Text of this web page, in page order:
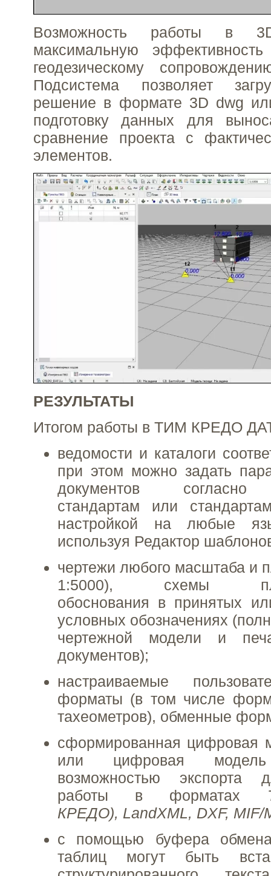
Возможность работы в 3D
максимальную
геодезическому
Подсистема позволяет
решение в формате 3D dwg
подготовку данных для
сравнение проекта с
элементов.
РЕЗУЛЬТАТЫ
Итогом работы в ТИМ КРЕДО
ведомости и каталоги
при этом можно задать
документов согласно
стандартам или
настройкой на любые
используя Редактор
чертежи любого масштаба и
1:5000), схемы
обоснования в принятых
условных обозначениях
чертежной модели и
документов);
настраиваемые
форматы (в том числе
тахеометров), обменные
сформированная цифровая
или цифровая
возможностью экспорта
работы в форматах
КРЕДО), LandXML, DXF, MIF/
с помощью буфера
таблиц могут быть